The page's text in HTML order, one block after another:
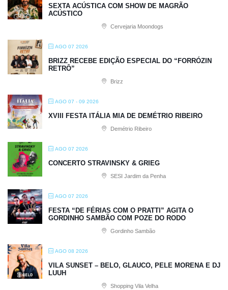
SEXTA ACÚSTICA COM SHOW DE MAGRÃO
ACÚSTICO
Cervejaria Moondogs
AGO 07 2026
BRIZZ RECEBE EDIÇÃO ESPECIAL DO “FORRÓZIN
RETRÔ”
Brizz
AGO 07 - 09 2026
XVIII FESTA ITÁLIA MIA DE DEMÉTRIO RIBEIRO
Demétrio Ribeiro
AGO 07 2026
CONCERTO STRAVINSKY & GRIEG
SESI Jardim da Penha
AGO 07 2026
FESTA “DE FÉRIAS COM O PRATTI” AGITA O
GORDINHO SAMBÃO COM POZE DO RODO
Gordinho Sambão
AGO 08 2026
VILA SUNSET – BELO, GLAUCO, PELE MORENA E DJ
LUUH
Shopping Vila Velha